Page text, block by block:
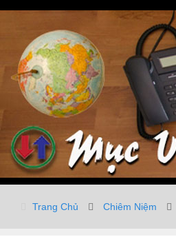
Trang Chủ Chiêm Niệm